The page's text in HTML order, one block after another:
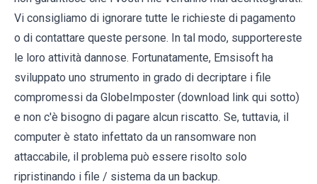
Vi consigliamo di ignorare tutte le richieste di pagamento
o di contattare queste persone. In tal modo, supportereste
le loro attività dannose. Fortunatamente, Emsisoft ha
sviluppato uno strumento in grado di decriptare i file
compromessi da GlobeImposter (download link qui sotto)
e non c'è bisogno di pagare alcun riscatto. Se, tuttavia, il
computer è stato infettato da un ransomware non
attaccabile, il problema può essere risolto solo
ripristinando i file / sistema da un backup.